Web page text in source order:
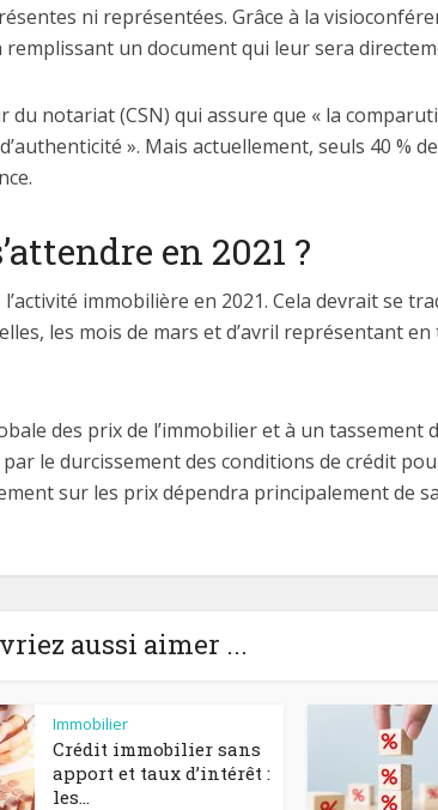
ni représentées. Grâce à la
un document qui leur sera
notariat (CSN) qui assure que « la
». Mais actuellement, seuls 40 %
en 2021 ?
immobilière en 2021. Cela devrait se
les mois de mars et d’avril représentant
des prix de l’immobilier et à un tassement
le durcissement des conditions de crédit
sur les prix dépendra principalement de sa
aussi aimer ...
Immobilier
Crédit immobilier sans
apport et taux d’intérêt :
les...